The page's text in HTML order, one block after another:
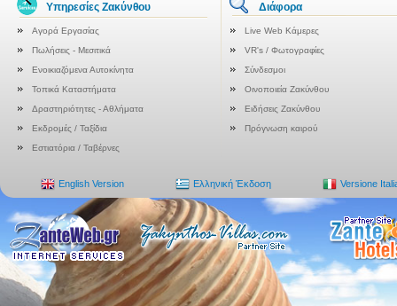
Υπηρεσίες Ζακύνθου Διάφορα
Αγορά Εργασίας
Live Web Κάμερες
Πωλήσεις - Μεσιτικά
VR's / Φωτογραφίες
Ενοικιαζόμενα Αυτοκίνητα
Σύνδεσμοι
Τοπικά Καταστήματα
Οινοποιεία Ζακύνθου
Δραστηριότητες - Αθλήματα
Ειδήσεις Ζακύνθου
Εκδρομές / Ταξίδια
Πρόγνωση καιρού
Εστιατόρια / Ταβέρνες
English Version Ελληνική Έκδοση Versione